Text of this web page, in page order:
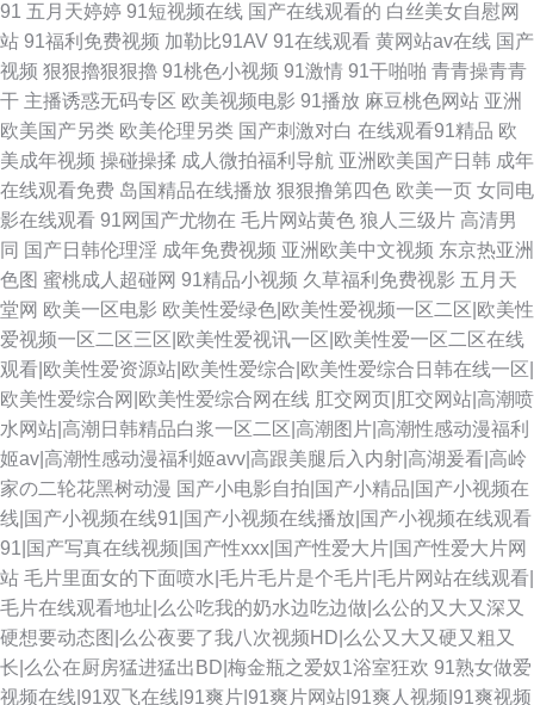
91 五月天婷婷 91短视频在线 国产在线观看的 白丝美女自慰网
站 91福利免费视频 加勒比91AV 91在线观看 黄网站av在线 国产
视频 狠狠擼狠狠擼 91桃色小视频 91激情 91干啪啪 青青操青青
干 主播诱惑无码专区 欧美视频电影 91播放 麻豆桃色网站 亚洲
欧美国产另类 欧美伦理另类 国产刺激对白 在线观看91精品 欧
美成年视频 操碰操揉 成人微拍福利导航 亚洲欧美国产日韩 成年
在线观看免费 岛国精品在线播放 狠狠撸第四色 欧美一页 女同电
影在线观看 91网国产尤物在 毛片网站黄色 狼人三级片 高清男
同 国产日韩伦理淫 成年免费视频 亚洲欧美中文视频 东京热亚洲
色图 蜜桃成人超碰网 91精品小视频 久草福利免费视影 五月天
堂网 欧美一区电影 欧美性爱绿色|欧美性爱视频一区二区|欧美性
爱视频一区二区三区|欧美性爱视讯一区|欧美性爱一区二区在线
观看|欧美性爱资源站|欧美性爱综合|欧美性爱综合日韩在线一区|
欧美性爱综合网|欧美性爱综合网在线 肛交网页|肛交网站|高潮喷
水网站|高潮日韩精品白浆一区二区|高潮图片|高潮性感动漫福利
姬av|高潮性感动漫福利姬avv|高跟美腿后入内射|高湖爰看|高岭
家の二轮花黑树动漫 国产小电影自拍|国产小精品|国产小视频在
线|国产小视频在线91|国产小视频在线播放|国产小视频在线观看
91|国产写真在线视频|国产性xxx|国产性爱大片|国产性爱大片网
站 毛片里面女的下面喷水|毛片毛片是个毛片|毛片网站在线观看|
毛片在线观看地址|么公吃我的奶水边吃边做|么公的又大又深又
硬想要动态图|么公夜要了我八次视频HD|么公又大又硬又粗又
长|么公在厨房猛进猛出BD|梅金瓶之爱奴1浴室狂欢 91熟女做爱
视频在线|91双飞在线|91爽片|91爽片网站|91爽人视频|91爽视频